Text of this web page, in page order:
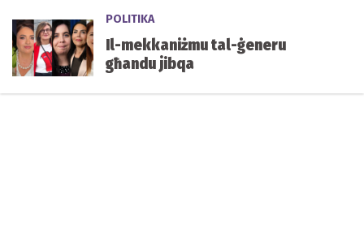
POLITIKA
Il-mekkaniżmu tal-ġeneru
għandu jibqa